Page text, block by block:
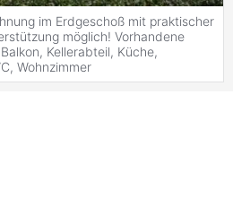
im Erdgeschoß mit praktischer
möglich! Vorhandene
Kellerabteil, Küche,
Wohnzimmer